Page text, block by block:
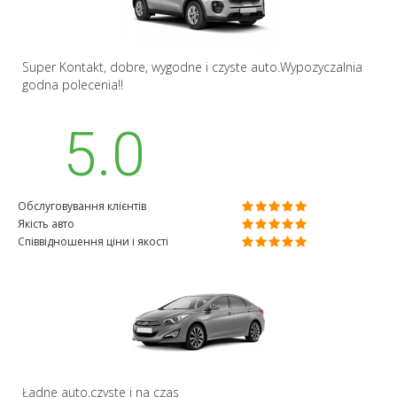
Super Kontakt, dobre, wygodne i czyste auto.Wypozyczalnia
godna polecenia!!
5.0
Обслуговування клієнтів
Якість авто
Співвідношення ціни і якості
Ładne auto,czyste i na czas